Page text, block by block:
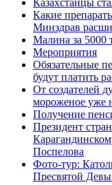
Казахстанцы
Какие
Минздрав
Малина за 5000
Мероприятия
Обязательные
будут платить
От создателей
мороженое уже
Получение
Президент
Поспелова
Фото-тур:
Пресвятой